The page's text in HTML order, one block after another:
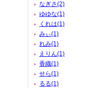
なぎさ(2)
ゆゆな(1)
くれは(1)
みぃ(1)
れみ(1)
えりん(1)
香織(1)
せら(1)
るる(1)